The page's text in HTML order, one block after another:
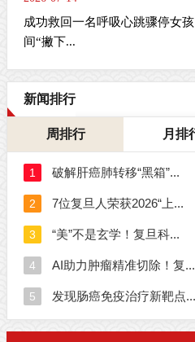
成功救回一名呼吸心跳骤停女
间“撇下...
新闻排行
周排行 月排